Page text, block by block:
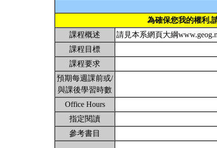
為確保您我的權利,
課程概述
請見本系網頁大綱
課程目標
課程要求
預期每週課前或/
與課後學習時數
Office Hours
指定閱讀
參考書目